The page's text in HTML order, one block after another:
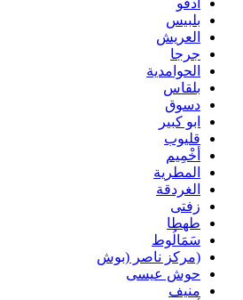
بلبيس
العريش
جرجا
الحوامدية
بلقاس
دسوق
ابو كبير
قليوب
أخْمِيم
المطرية
الغردقة
زفتى
طهطا
سَمَالُوط
(مركز ناصر (بوش
حوش عيسى
منيف